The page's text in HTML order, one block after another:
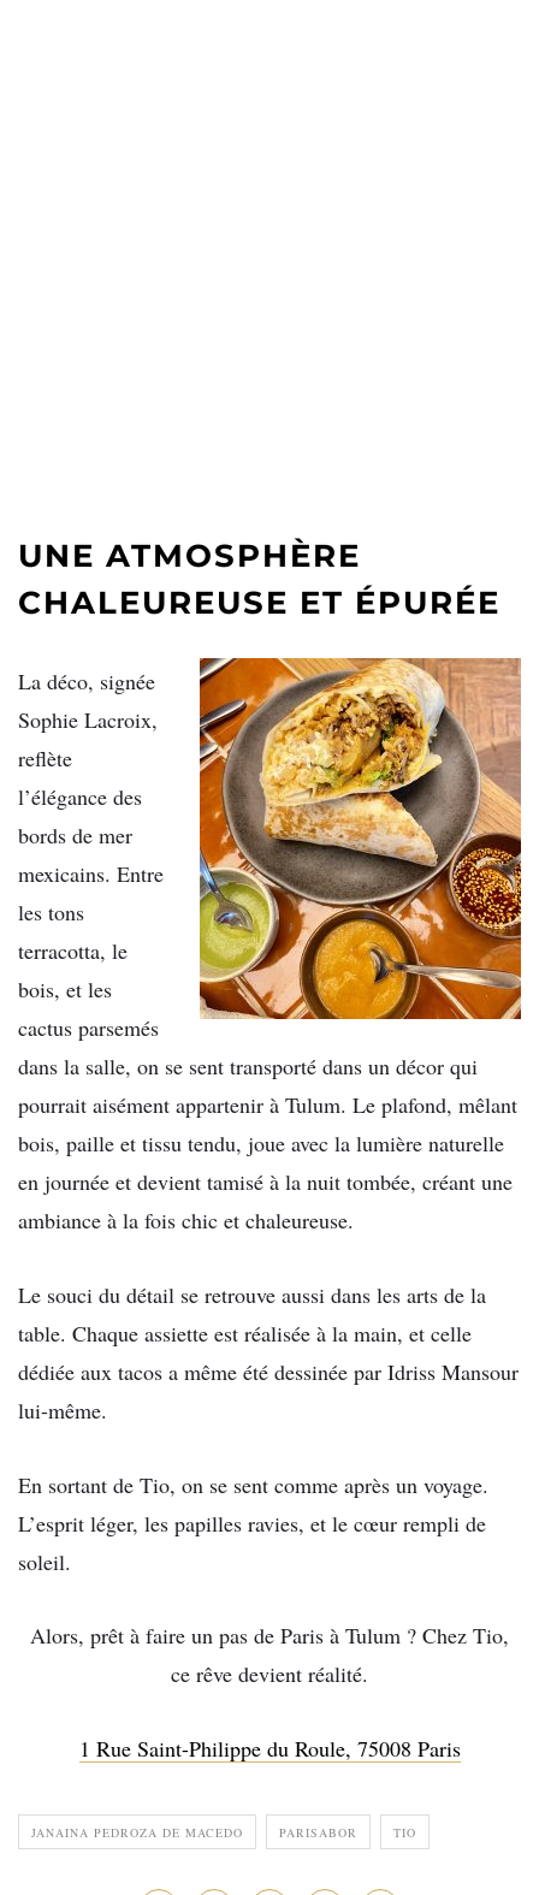
UNE ATMOSPHÈRE
CHALEUREUSE ET ÉPURÉE
La déco, signée
Sophie Lacroix,
reflète
l’élégance des
bords de mer
mexicains. Entre
les tons
terracotta, le
bois, et les
cactus parsemés
dans la salle, on se sent transporté dans un décor qui
pourrait aisément appartenir à Tulum. Le plafond, mêlant
bois, paille et tissu tendu, joue avec la lumière naturelle
en journée et devient tamisé à la nuit tombée, créant une
ambiance à la fois chic et chaleureuse.
Le souci du détail se retrouve aussi dans les arts de la
table. Chaque assiette est réalisée à la main, et celle
dédiée aux tacos a même été dessinée par Idriss Mansour
lui-même.
En sortant de Tio, on se sent comme après un voyage.
L’esprit léger, les papilles ravies, et le cœur rempli de
soleil.
Alors, prêt à faire un pas de Paris à Tulum ? Chez Tio,
ce rêve devient réalité.
1 Rue Saint-Philippe du Roule, 75008 Paris
JANAINA PEDROZA DE MACEDO PARISABOR TIO